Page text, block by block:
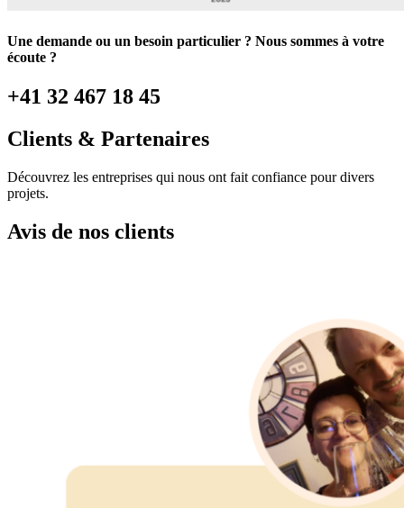
Une demande ou un besoin particulier ? Nous sommes à votre
écoute ?
+41 32 467 18 45
Clients & Partenaires
Découvrez les entreprises qui nous ont fait confiance pour divers
projets.
Avis de nos clients